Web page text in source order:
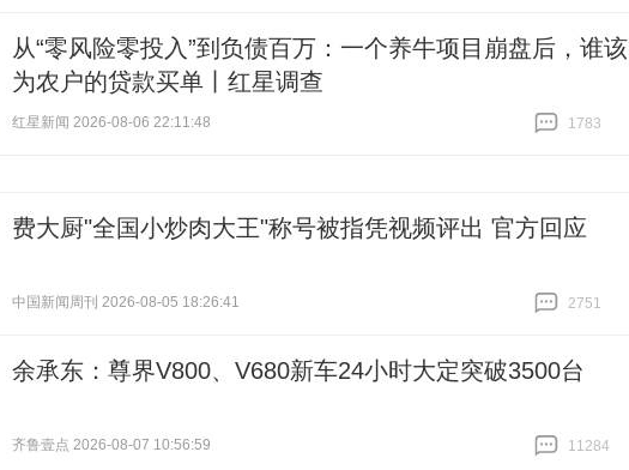
从“零风险零投入”到负债百万：一个养牛项目崩盘后，谁该
为农户的贷款买单丨红星调查
红星新闻 2026-08-06 22:11:48
1783
费大厨"全国小炒肉大王"称号被指凭视频评出 官方回应
中国新闻周刊 2026-08-05 18:26:41
2751
余承东：尊界V800、V680新车24小时大定突破3500台
齐鲁壹点 2026-08-07 10:56:59
11284